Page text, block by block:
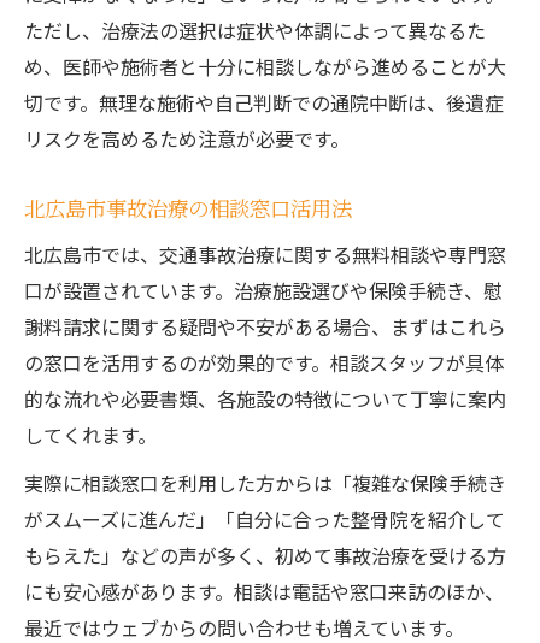
ただし、治療法の選択は症状や体調によって異なるた
め、医師や施術者と十分に相談しながら進めることが大
切です。無理な施術や自己判断での通院中断は、後遺症
リスクを高めるため注意が必要です。
北広島市事故治療の相談窓口活用法
北広島市では、交通事故治療に関する無料相談や専門窓
口が設置されています。治療施設選びや保険手続き、慰
謝料請求に関する疑問や不安がある場合、まずはこれら
の窓口を活用するのが効果的です。相談スタッフが具体
的な流れや必要書類、各施設の特徴について丁寧に案内
してくれます。
実際に相談窓口を利用した方からは「複雑な保険手続き
がスムーズに進んだ」「自分に合った整骨院を紹介して
もらえた」などの声が多く、初めて事故治療を受ける方
にも安心感があります。相談は電話や窓口来訪のほか、
最近ではウェブからの問い合わせも増えています。